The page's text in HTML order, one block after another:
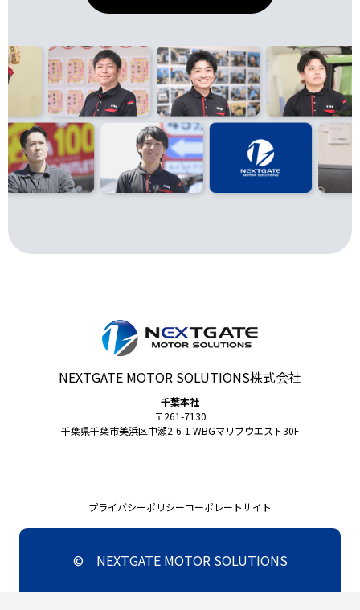
NEXTGATE MOTOR SOLUTIONS株式会社
千葉本社
〒261-7130
千葉県千葉市美浜区中瀬2-6-1 WBGマリブウエスト30F
プライバシーポリシーコーポレートサイト
©︎ NEXTGATE MOTOR SOLUTIONS